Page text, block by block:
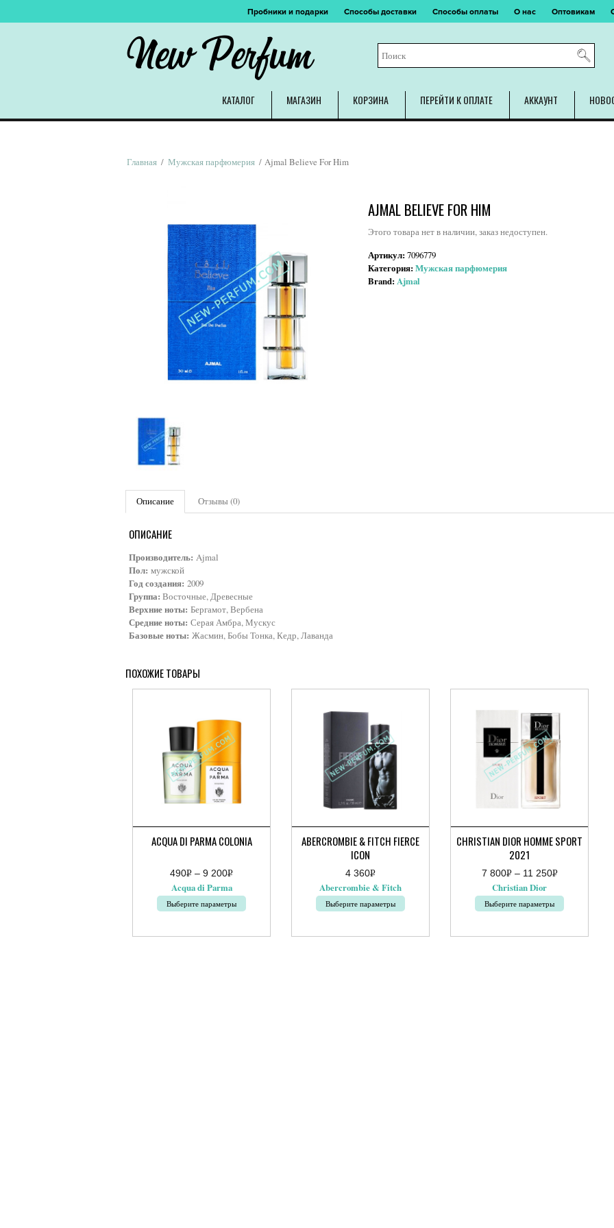
Пробники и подарки Способы доставки Способы оплаты О нас Оптовикам
New Perfum
КАТАЛОГ МАГАЗИН КОРЗИНА ПЕРЕЙТИ К ОПЛАТЕ АККАУНТ
Главная / Мужская парфюмерия / Ajmal Believe For Him
AJMAL BELIEVE FOR HIM
Этого товара нет в наличии, заказ недоступен.
Артикул:7096779
Категория:Мужская парфюмерия
Brand:Ajmal
Описание Отзывы (0)
ОПИСАНИЕ
Производитель: Ajmal
Пол: мужской
Год создания: 2009
Группа: Восточные, Древесные
Верхние ноты: Бергамот, Вербена
Средние ноты: Серая Амбра, Мускус
Базовые ноты: Жасмин, Бобы Тонка, Кедр, Лаванда
ПОХОЖИЕ ТОВАРЫ
ACQUA DI PARMA COLONIA
490Р
УБ.
– 9 200Р
490руб.
Acqua di Parma
Выберите параметры
товар
ABERCROMBIE & FITCH FIERCE
ICON
4 360Р
УБ.
Abercrombie & Fitch
Выберите параметры
товар
CHRISTIAN DIOR HOMME SPORT
2021
7 800Р
УБ.
– 11 250Р
800руб.
250руб.
Christian Dior
Выберите параметры
товар